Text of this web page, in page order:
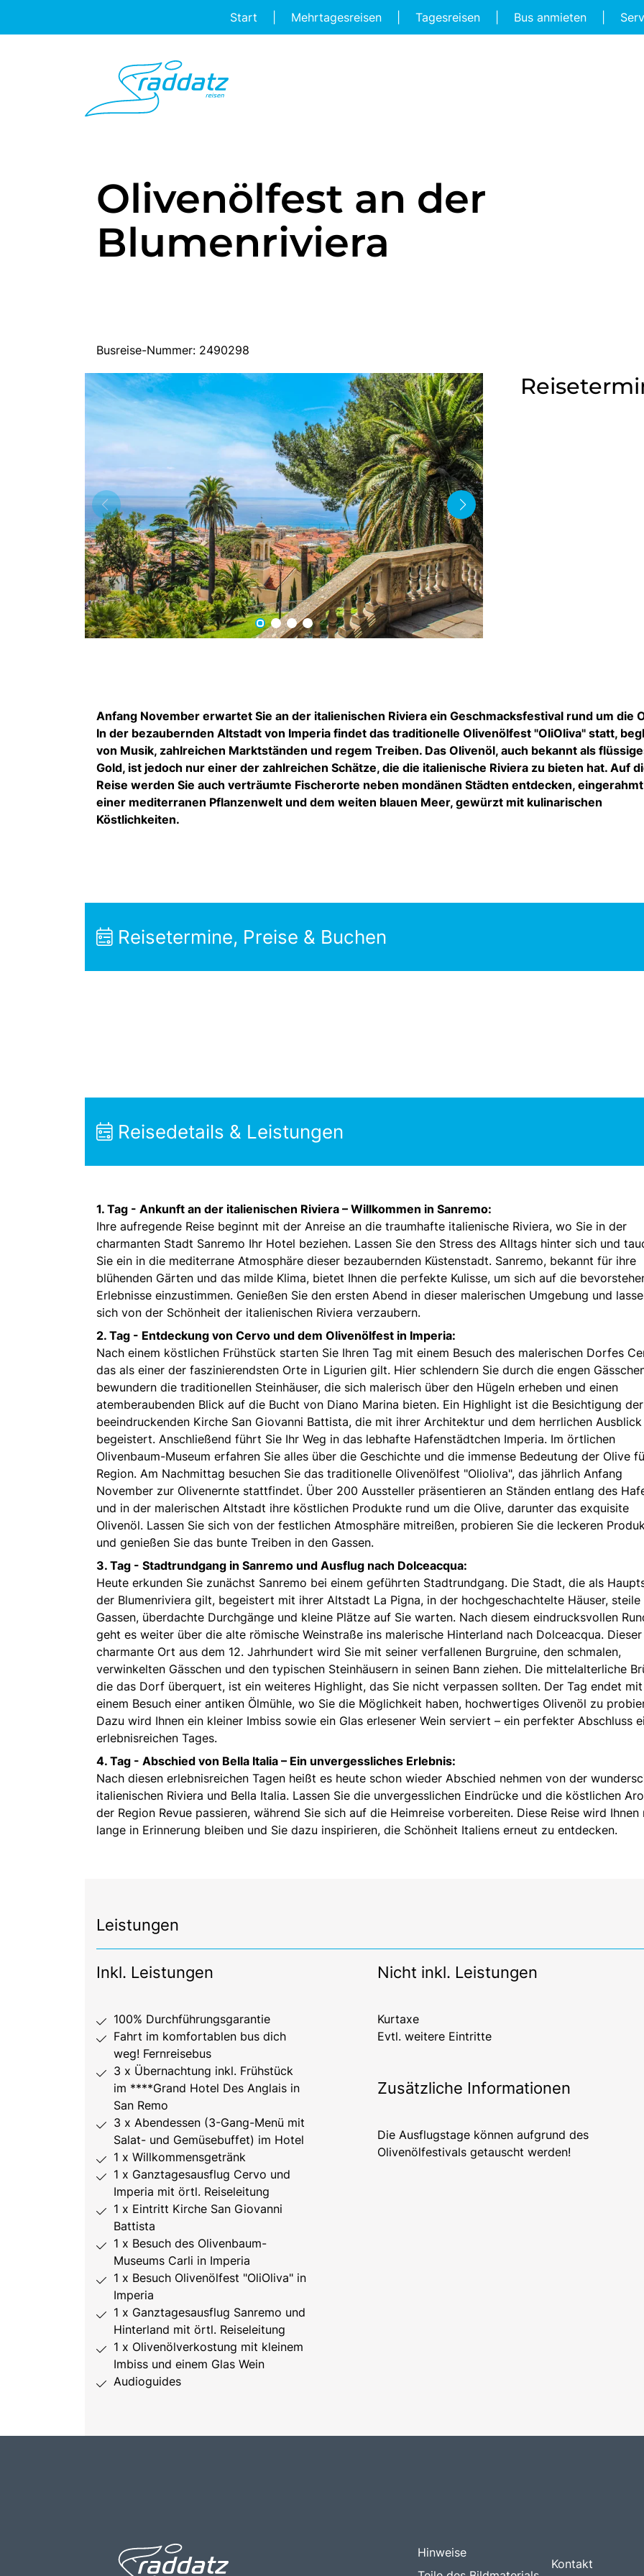
Start Mehrtagesreisen Tagesreisen Bus anmieten
Olivenölfest an der
Blumenriviera
Busreise-Nummer: 2490298
Anfang November erwartet Sie an der italienischen Riviera ein Geschmacksfestival rund um die
In der bezaubernden Altstadt von Imperia findet das traditionelle Olivenölfest "OliOliva" statt,
von Musik, zahlreichen Marktständen und regem Treiben. Das Olivenöl, auch bekannt als
Gold, ist jedoch nur einer der zahlreichen Schätze, die die italienische Riviera zu bieten hat. Auf
Reise werden Sie auch verträumte Fischerorte neben mondänen Städten entdecken,
einer mediterranen Pflanzenwelt und dem weiten blauen Meer, gewürzt mit kulinarischen
Köstlichkeiten.
Reisetermine, Preise & Buchen
Reisedetails & Leistungen
1. Tag - Ankunft an der italienischen Riviera – Willkommen in Sanremo:
Ihre aufregende Reise beginnt mit der Anreise an die traumhafte italienische Riviera, wo Sie in der
charmanten Stadt Sanremo Ihr Hotel beziehen. Lassen Sie den Stress des Alltags hinter sich und
Sie ein in die mediterrane Atmosphäre dieser bezaubernden Küstenstadt. Sanremo, bekannt für ihre
blühenden Gärten und das milde Klima, bietet Ihnen die perfekte Kulisse, um sich auf die
Erlebnisse einzustimmen. Genießen Sie den ersten Abend in dieser malerischen Umgebung und
sich von der Schönheit der italienischen Riviera verzaubern.
2. Tag - Entdeckung von Cervo und dem Olivenölfest in Imperia:
Nach einem köstlichen Frühstück starten Sie Ihren Tag mit einem Besuch des malerischen Dorfes
das als einer der faszinierendsten Orte in Ligurien gilt. Hier schlendern Sie durch die engen
bewundern die traditionellen Steinhäuser, die sich malerisch über den Hügeln erheben und einen
atemberaubenden Blick auf die Bucht von Diano Marina bieten. Ein Highlight ist die Besichtigung der
beeindruckenden Kirche San Giovanni Battista, die mit ihrer Architektur und dem herrlichen Ausblick
begeistert. Anschließend führt Sie Ihr Weg in das lebhafte Hafenstädtchen Imperia. Im örtlichen
Olivenbaum-Museum erfahren Sie alles über die Geschichte und die immense Bedeutung der Olive
Region. Am Nachmittag besuchen Sie das traditionelle Olivenölfest "Olioliva", das jährlich Anfang
November zur Olivenernte stattfindet. Über 200 Aussteller präsentieren an Ständen entlang des
und in der malerischen Altstadt ihre köstlichen Produkte rund um die Olive, darunter das exquisite
Olivenöl. Lassen Sie sich von der festlichen Atmosphäre mitreißen, probieren Sie die leckeren
und genießen Sie das bunte Treiben in den Gassen.
3. Tag - Stadtrundgang in Sanremo und Ausflug nach Dolceacqua:
Heute erkunden Sie zunächst Sanremo bei einem geführten Stadtrundgang. Die Stadt, die als
der Blumenriviera gilt, begeistert mit ihrer Altstadt La Pigna, in der hochgeschachtelte Häuser, steile
Gassen, überdachte Durchgänge und kleine Plätze auf Sie warten. Nach diesem eindrucksvollen
geht es weiter über die alte römische Weinstraße ins malerische Hinterland nach Dolceacqua. Dieser
charmante Ort aus dem 12. Jahrhundert wird Sie mit seiner verfallenen Burgruine, den schmalen,
verwinkelten Gässchen und den typischen Steinhäusern in seinen Bann ziehen. Die mittelalterliche
die das Dorf überquert, ist ein weiteres Highlight, das Sie nicht verpassen sollten. Der Tag endet mit
einem Besuch einer antiken Ölmühle, wo Sie die Möglichkeit haben, hochwertiges Olivenöl zu
Dazu wird Ihnen ein kleiner Imbiss sowie ein Glas erlesener Wein serviert – ein perfekter Abschluss
erlebnisreichen Tages.
4. Tag - Abschied von Bella Italia – Ein unvergessliches Erlebnis:
Nach diesen erlebnisreichen Tagen heißt es heute schon wieder Abschied nehmen von der
italienischen Riviera und Bella Italia. Lassen Sie die unvergesslichen Eindrücke und die köstlichen
der Region Revue passieren, während Sie sich auf die Heimreise vorbereiten. Diese Reise wird Ihnen
lange in Erinnerung bleiben und Sie dazu inspirieren, die Schönheit Italiens erneut zu entdecken.
Leistungen
Inkl. Leistungen
100% Durchführungsgarantie
Fahrt im komfortablen bus dich
weg! Fernreisebus
3 x Übernachtung inkl. Frühstück
im ****Grand Hotel Des Anglais in
San Remo
3 x Abendessen (3-Gang-Menü mit
Salat- und Gemüsebuffet) im Hotel
1 x Willkommensgetränk
1 x Ganztagesausflug Cervo und
Imperia mit örtl. Reiseleitung
1 x Eintritt Kirche San Giovanni
Battista
1 x Besuch des Olivenbaum-
Museums Carli in Imperia
1 x Besuch Olivenölfest "OliOliva" in
Imperia
1 x Ganztagesausflug Sanremo und
Hinterland mit örtl. Reiseleitung
1 x Olivenölverkostung mit kleinem
Imbiss und einem Glas Wein
Audioguides
Nicht inkl. Leistungen
Kurtaxe
Evtl. weitere Eintritte
Zusätzliche Informationen
Die Ausflugstage können aufgrund des
Olivenölfestivals getauscht werden!
Hinweise
Kontakt